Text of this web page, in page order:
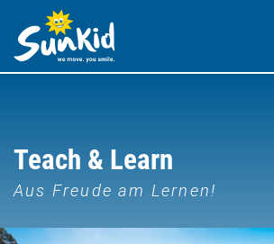
Teach & Learn
Aus Freude am Lernen!